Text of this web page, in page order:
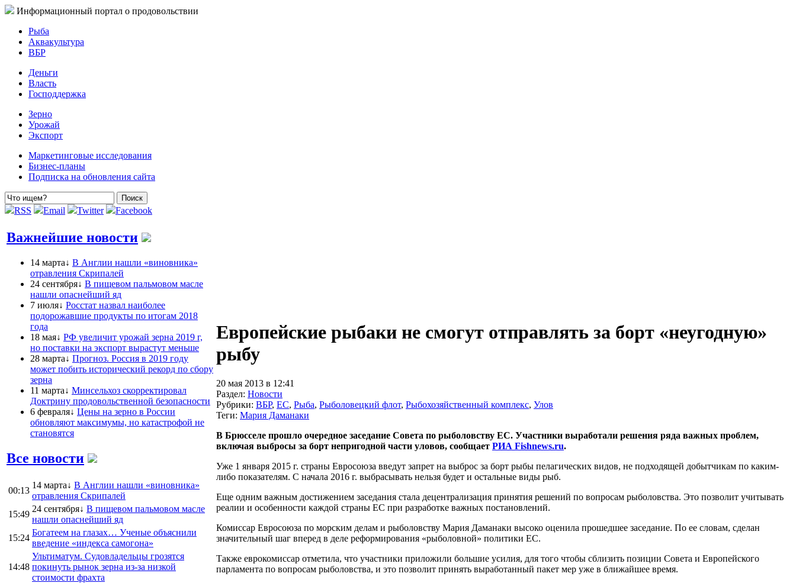
Информационный портал о продовольствии
Рыба
Аквакультура
ВБР
Деньги
Власть
Господдержка
Зерно
Урожай
Экспорт
Маркетинговые исследования
Бизнес-планы
Подписка на обновления сайта
RSS Email Twitter Facebook
Важнейшие новости
14 марта↓ В Англии нашли «виновника»
отравления Скрипалей
24 сентября↓ В пищевом пальмовом масле
нашли опаснейший яд
7 июля↓ Росстат назвал наиболее
подорожавшие продукты по итогам 2018
года
18 мая↓ РФ увеличит урожай зерна 2019 г,
но поставки на экспорт вырастут меньше
28 марта↓ Прогноз. Россия в 2019 году
может побить исторический рекорд по сбору
зерна
11 марта↓ Минсельхоз скорректировал
Доктрину продовольственной безопасности
6 февраля↓ Цены на зерно в России
обновляют максимумы, но катастрофой не
становятся
Все новости
00:13
14 марта↓ В Англии нашли «виновника»
отравления Скрипалей
15:49
24 сентября↓ В пищевом пальмовом масле
нашли опаснейший яд
15:24
Богатеем на глазах… Ученые объяснили
введение «индекса самогона»
14:48
Ультиматум. Судовладельцы грозятся
покинуть рынок зерна из-за низкой
стоимости фрахта
Европейские рыбаки не смогут отправлять за борт «неугодную»
рыбу
20 мая 2013 в 12:41
Раздел: Новости
Рубрики: ВБР, ЕС, Рыба, Рыболовецкий флот, Рыбохозяйственный комплекс, Улов
Теги: Мария Даманаки
В Брюсселе прошло очередное заседание Совета по рыболовству ЕС. Участники выработали решения ряда важных проблем,
включая выбросы за борт непригодной части уловов, сообщает РИА Fishnews.ru.
Уже 1 января 2015 г. страны Евросоюза введут запрет на выброс за борт рыбы пелагических видов, не подходящей добытчикам по каким-
либо показателям. С начала 2016 г. выбрасывать нельзя будет и остальные виды рыб.
Еще одним важным достижением заседания стала децентрализация принятия решений по вопросам рыболовства. Это позволит учитывать
реалии и особенности каждой страны ЕС при разработке важных постановлений.
Комиссар Евросоюза по морским делам и рыболовству Мария Даманаки высоко оценила прошедшее заседание. По ее словам, сделан
значительный шаг вперед в деле реформирования «рыболовной» политики ЕС.
Также еврокомиссар отметила, что участники приложили большие усилия, для того чтобы сблизить позиции Совета и Европейского
парламента по вопросам рыболовства, и это позволит принять выработанный пакет мер уже в ближайшее время.